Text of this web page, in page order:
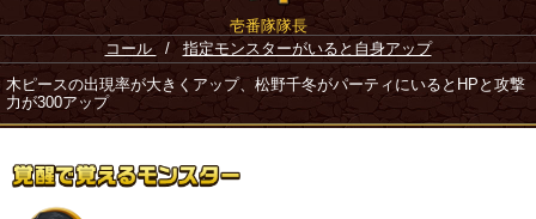
壱番隊隊長
コール
/ 指定モンスターがいると自身アップ
木ピースの出現率が大きくアップ、松野千冬がパーティにいるとHPと攻撃
力が300アップ